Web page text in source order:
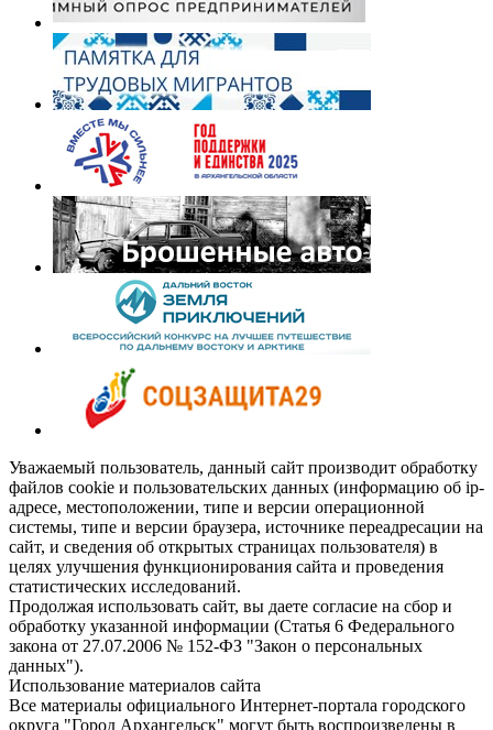
Уважаемый пользователь, данный сайт производит обработку
файлов cookie и пользовательских данных (информацию об ip-
адресе, местоположении, типе и версии операционной
системы, типе и версии браузера, источнике переадресации на
сайт, и сведения об открытых страницах пользователя) в
целях улучшения функционирования сайта и проведения
статистических исследований.
Продолжая использовать сайт, вы даете согласие на сбор и
обработку указанной информации (Статья 6 Федерального
закона от 27.07.2006 № 152-ФЗ "Закон о персональных
данных").
Использование материалов сайта
Все материалы официального Интернет-портала городского
округа "Город Архангельск" могут быть воспроизведены в